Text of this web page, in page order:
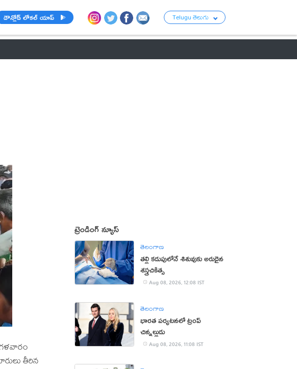
డౌన్లోడ్ లోకల్ యాప్ Telugu తెలుగు
తీరిన
ట్రెండింగ్ న్యూస్
తెలంగాణ
తల్లి కడుపులోనే శిశువుకు అరుదైన
శస్త్రచికిత్స
Aug 08, 2026, 12:08 IST
తెలంగాణ
భారత పర్యటనలో ట్రంప్‌
చిన్నల్లుడు
Aug 08, 2026, 11:08 IST